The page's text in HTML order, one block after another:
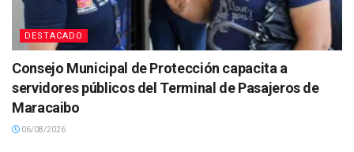
DESTACADO
Consejo Municipal de Protección capacita a
servidores públicos del Terminal de Pasajeros de
Maracaibo
06/08/2026